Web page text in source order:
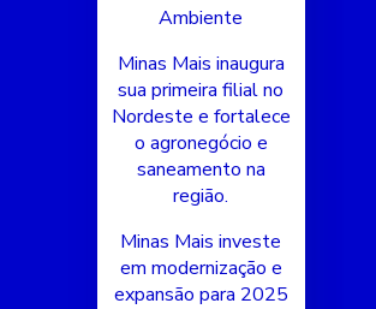
Ambiente
Minas Mais inaugura
sua primeira filial no
Nordeste e fortalece
o agronegócio e
saneamento na
região.
Minas Mais investe
em modernização e
expansão para 2025